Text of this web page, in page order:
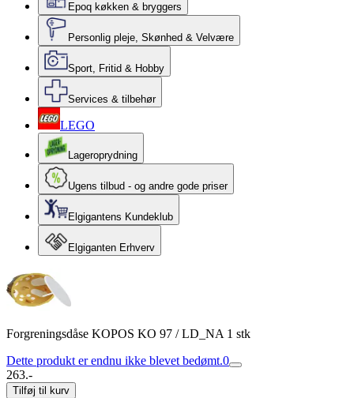
Epoq køkken & bryggers
Personlig pleje, Skønhed & Velvære
Sport, Fritid & Hobby
Services & tilbehør
LEGO
Lageroprydning
Ugens tilbud - og andre gode priser
Elgigantens Kundeklub
Elgiganten Erhverv
Forgreningsdåse KOPOS KO 97 / LD_NA 1 stk
Dette produkt er endnu ikke blevet bedømt.0
263.-
Tilføj til kurv